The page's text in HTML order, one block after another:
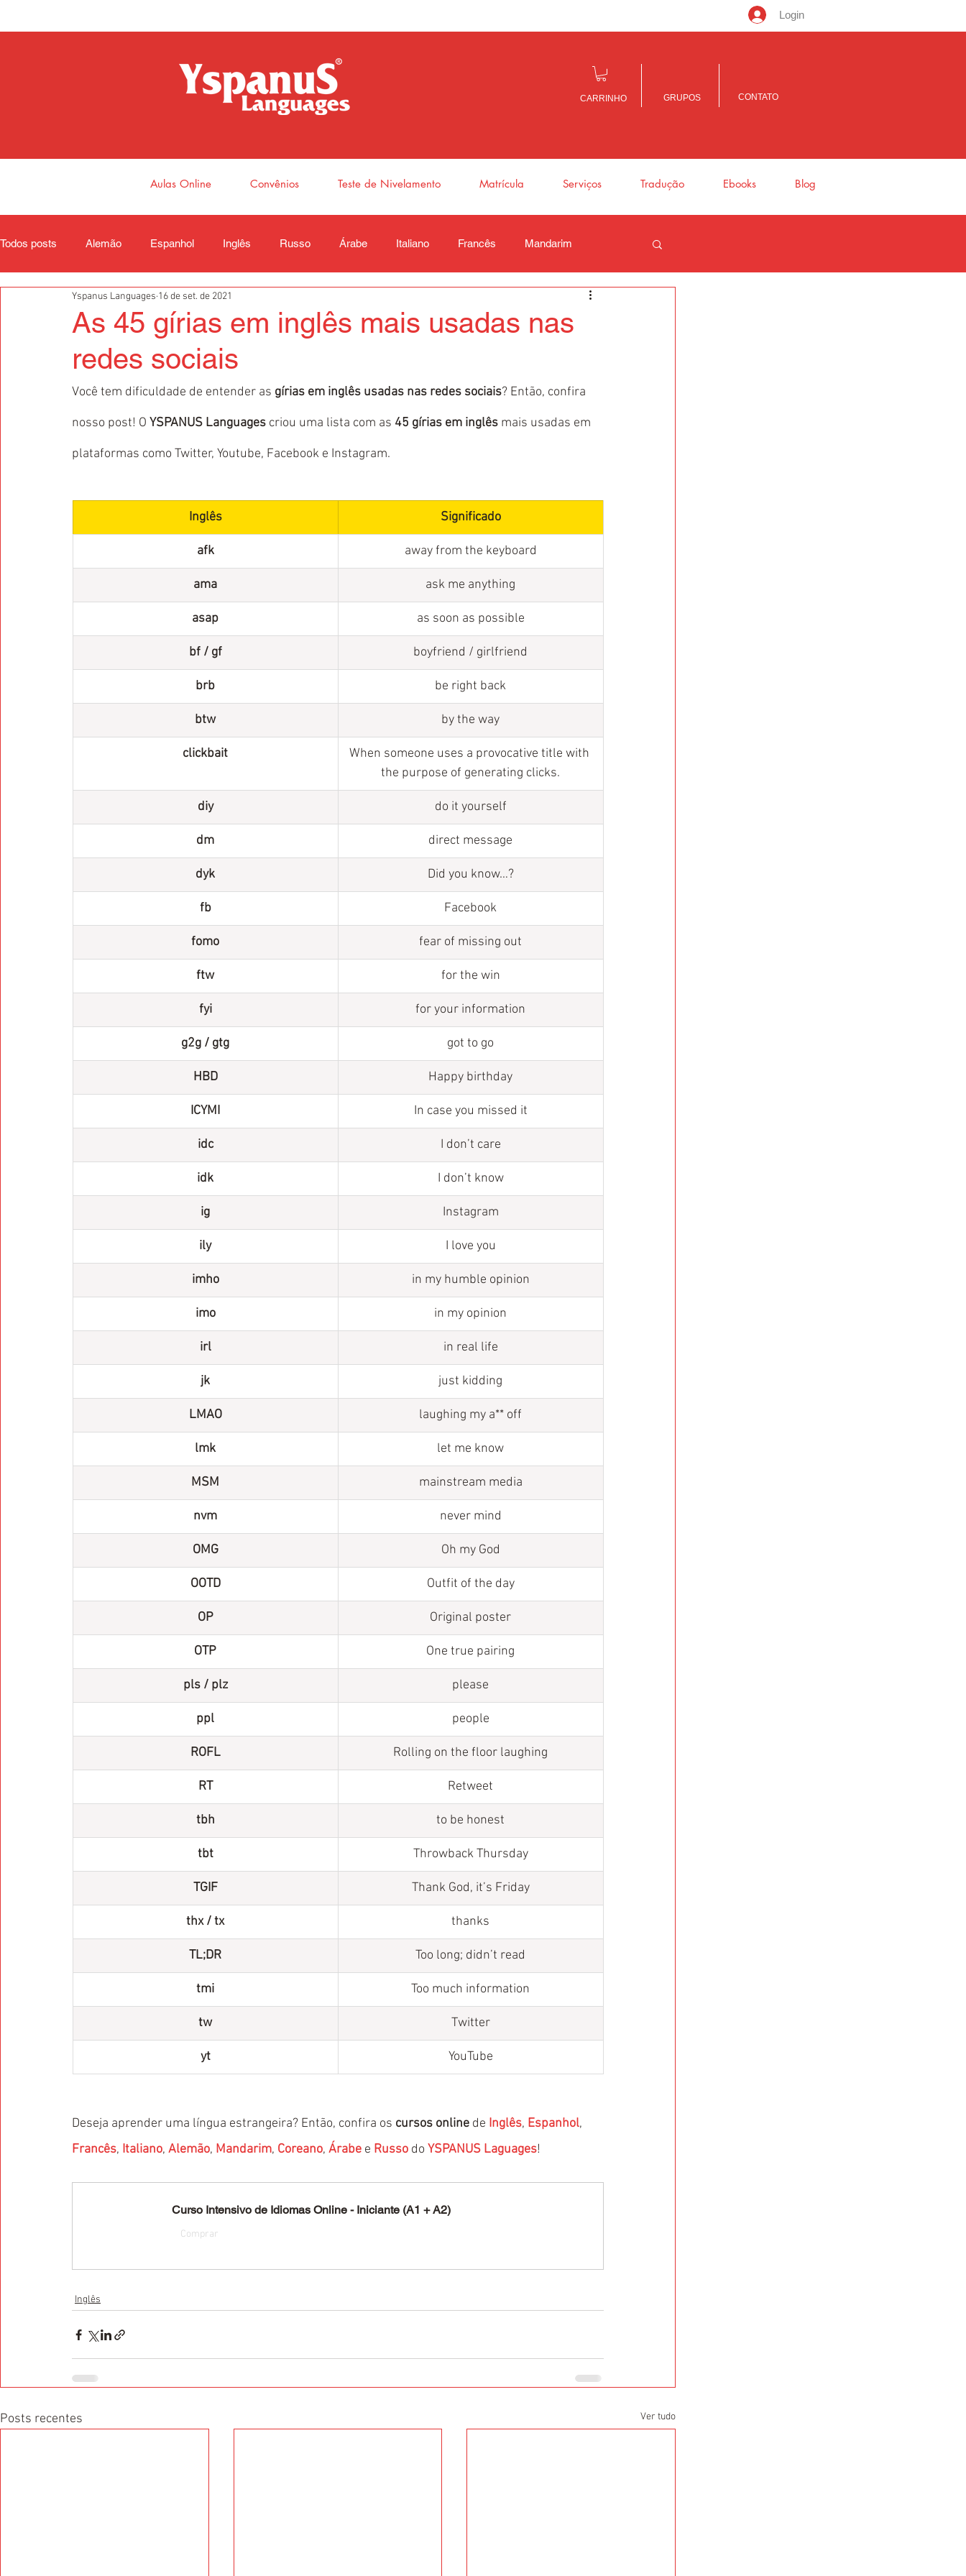
Login
CARRINHO GRUPOS CONTATO
Aulas Online Convênios Teste de Nivelamento Matrícula Serviços Tradução Ebooks Blog
Todos posts Alemão Espanhol Inglês Russo Árabe Italiano Francês Mandarim
As 45 gírias em inglês mais usadas nas
redes sociais
Yspanus Languages 16 de set. de 2021
Você tem dificuldade de entender as gírias em inglês usadas nas redes sociais? Então, confira
nosso post! O YSPANUS Languages criou uma lista com as 45 gírias em inglês mais usadas em
plataformas como Twitter, Youtube, Facebook e Instagram.
Inglês Significado
afk away from the keyboard
ama ask me anything
asap as soon as possible
bf / gf boyfriend / girlfriend
brb be right back
btw by the way
clickbait
When someone uses a provocative title with
the purpose of generating clicks.
diy do it yourself
dm direct message
dyk Did you know…?
fb Facebook
fomo fear of missing out
ftw for the win
fyi for your information
g2g / gtg got to go
HBD Happy birthday
ICYMI In case you missed it
idc I don’t care
idk I don’t know
ig Instagram
ily I love you
imho in my humble opinion
imo in my opinion
irl in real life
jk just kidding
LMAO laughing my a** off
lmk let me know
MSM mainstream media
nvm never mind
OMG ​Oh my God
OOTD Outfit of the day
OP Original poster
OTP One true pairing
pls / plz ​please
ppl people
ROFL Rolling on the floor laughing
RT Retweet
tbh to be honest
tbt Throwback Thursday
TGIF Thank God, it’s Friday
thx / tx thanks
TL;DR Too long; didn’t read
tmi ​Too much information
tw Twitter
yt YouTube
Deseja aprender uma língua estrangeira? Então, confira os cursos online de Inglês, Espanhol,
Francês, Italiano, Alemão, Mandarim, Coreano, Árabe e Russo do YSPANUS Laguages!
Curso Intensivo de Idiomas Online - Iniciante (A1 + A2)
Comprar
Inglês
Posts recentes Ver tudo